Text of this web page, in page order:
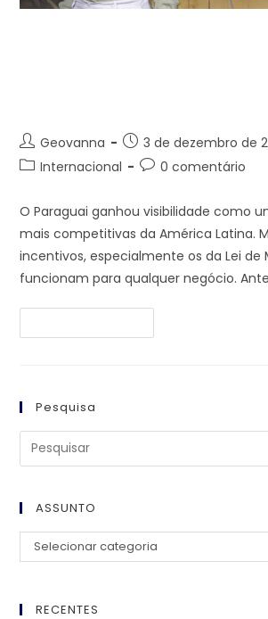
Geovanna
3 de dezembro de
Internacional
0 comentário
O Paraguai ganhou visibilidade como
mais competitivas da América Latina.
incentivos, especialmente os da Lei de
funcionam para qualquer negócio.
Pesquisa
ASSUNTO
Selecionar categoria
RECENTES